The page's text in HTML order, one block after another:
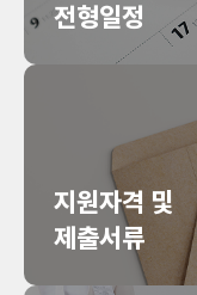
전형일정
지원자격 및
제출서류